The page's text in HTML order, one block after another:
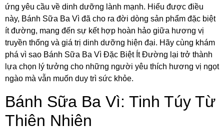
ứng yêu cầu về dinh dưỡng lành mạnh. Hiểu được điều
này, Bánh Sữa Ba Vì đã cho ra đời dòng sản phẩm đặc biệt
ít đường, mang đến sự kết hợp hoàn hảo giữa hương vị
truyền thống và giá trị dinh dưỡng hiện đại. Hãy cùng khám
phá vì sao Bánh Sữa Ba Vì Đặc Biệt Ít Đường lại trở thành
lựa chọn lý tưởng cho những người yêu thích hương vị ngọt
ngào mà vẫn muốn duy trì sức khỏe.
Bánh Sữa Ba Vì: Tinh Túy Từ
Thiên Nhiên